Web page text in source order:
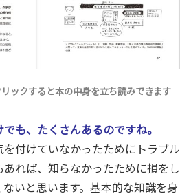
ックすると本の中身を立ち読みできます
も、たくさんあるのですね。
を付けていなかったためにトラブル
れば、知らなかったために損をし
いと思います。基本的な知識を身